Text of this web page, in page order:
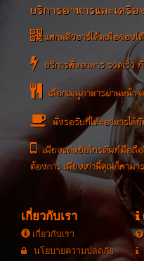
บริการอาหารและเครื่
แสกนคิวอาร์โค้ดเพื่อจองโ
บริการสั่งอาหาร รวดเร็ว
เลือกเมนูอาหารผ่านหน้า
นั่งรอรับที่โต๊ะอาหารได้
เพียงแค่หยิบโทรศัพท์มือถื
ต้องการ เพียงเท่านี้คุณก็สามา
เกี่ยวกับเรา
เกี่ยวกับเรา
นโยบายความปลดภัย